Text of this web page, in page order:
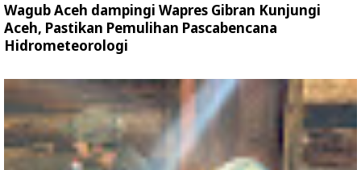
Wagub Aceh dampingi Wapres Gibran Kunjungi
Aceh, Pastikan Pemulihan Pascabencana
Hidrometeorologi